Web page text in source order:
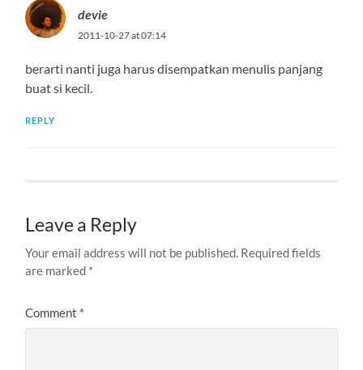
devie
2011-10-27 at 07:14
berarti nanti juga harus disempatkan menulis panjang
buat si kecil.
REPLY
Leave a Reply
Your email address will not be published. Required fields
are marked *
Comment *